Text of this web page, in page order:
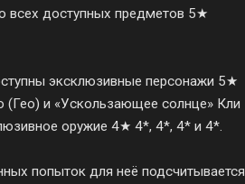
доступных предметов 5★
эксклюзивные персонажи 5★
(Гео) и «Ускользающее солнце» Кли
оружие 4★ 4*, 4*, 4* и 4*.
попыток для неё подсчитывается